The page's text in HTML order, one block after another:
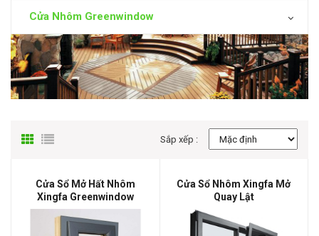
Cửa Nhôm Greenwindow
Sắp xếp :
Cửa Sổ Mở Hất Nhôm
Xingfa Greenwindow
Cửa Sổ Nhôm Xingfa Mở
Quay Lật